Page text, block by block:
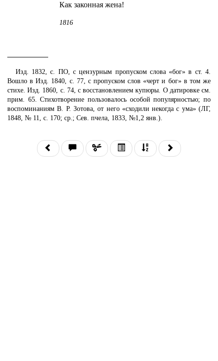
Как законная жена!
1816
Изд. 1832, с. ПО, с цензурным пропуском слова «бог» в ст. 4.
Вошло в Изд. 1840, с. 77, с пропуском слов «черт и бог» в том же
стихе. Изд. 1860, с. 74, с восстановлением купюры. О датировке см.
прим. 65. Стихотворение пользовалось особой популярностью; по
воспоминаниям В. Р. Зотова, от него «сходили некогда с ума» (ЛГ,
1848, № 11, с. 170; ср.; Сев. пчела, 1833, №1,2 янв.).